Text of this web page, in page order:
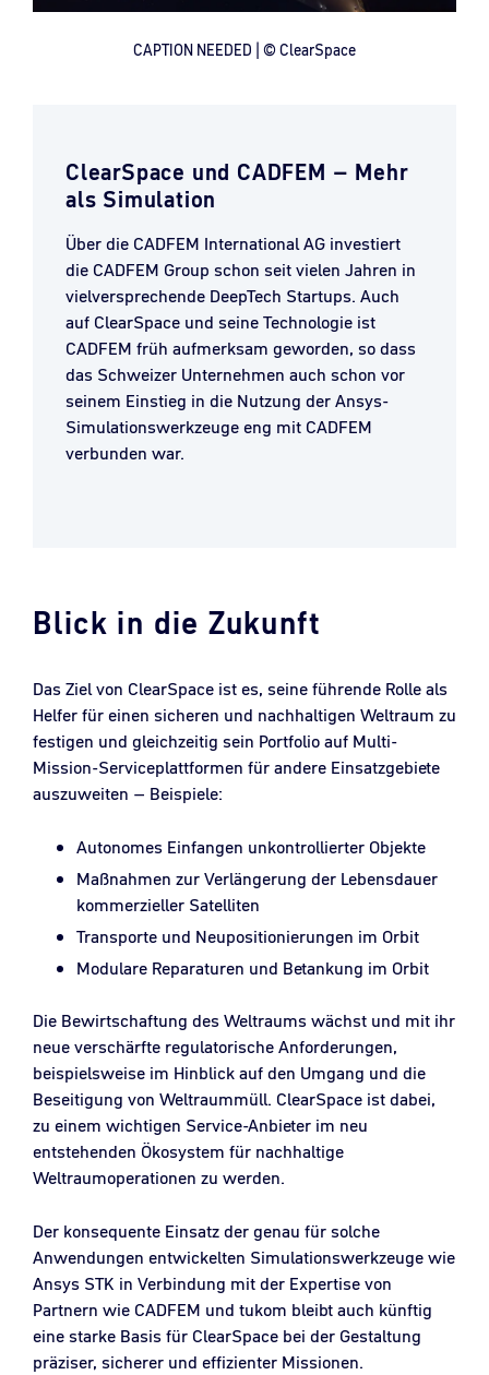
CAPTION NEEDED | © ClearSpace
ClearSpace und CADFEM – Mehr
als Simulation
Über die CADFEM International AG investiert
die CADFEM Group schon seit vielen Jahren in
vielversprechende DeepTech Startups. Auch
auf ClearSpace und seine Technologie ist
CADFEM früh aufmerksam geworden, so dass
das Schweizer Unternehmen auch schon vor
seinem Einstieg in die Nutzung der Ansys-
Simulationswerkzeuge eng mit CADFEM
verbunden war.
Blick in die Zukunft
Das Ziel von ClearSpace ist es, seine führende Rolle als
Helfer für einen sicheren und nachhaltigen Weltraum zu
festigen und gleichzeitig sein Portfolio auf Multi-
Mission-Serviceplattformen für andere Einsatzgebiete
auszuweiten – Beispiele:
Autonomes Einfangen unkontrollierter Objekte
Maßnahmen zur Verlängerung der Lebensdauer
kommerzieller Satelliten
Transporte und Neupositionierungen im Orbit
Modulare Reparaturen und Betankung im Orbit
Die Bewirtschaftung des Weltraums wächst und mit ihr
neue verschärfte regulatorische Anforderungen,
beispielsweise im Hinblick auf den Umgang und die
Beseitigung von Weltraummüll. ClearSpace ist dabei,
zu einem wichtigen Service-Anbieter im neu
entstehenden Ökosystem für nachhaltige
Weltraumoperationen zu werden.
Der konsequente Einsatz der genau für solche
Anwendungen entwickelten Simulationswerkzeuge wie
Ansys STK in Verbindung mit der Expertise von
Partnern wie CADFEM und tukom bleibt auch künftig
eine starke Basis für ClearSpace bei der Gestaltung
präziser, sicherer und effizienter Missionen.